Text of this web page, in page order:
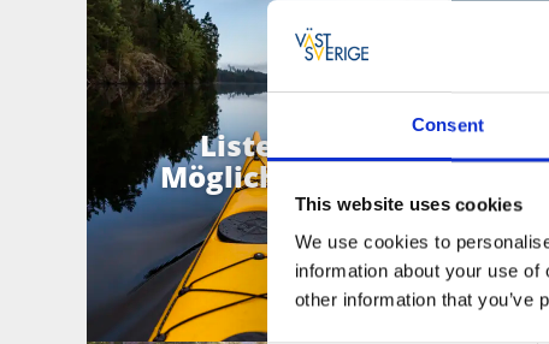
Consent
This website uses cookies
We use cookies to
information about your use
other information that you’ve
Liste von
Möglichkeiten
und
schwer
eine